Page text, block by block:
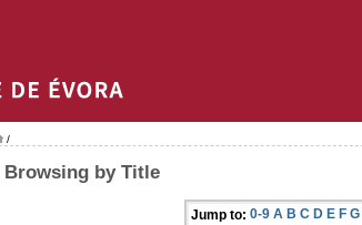
/
Browsing by Title
Jump to: 0-9 A B C D E F G